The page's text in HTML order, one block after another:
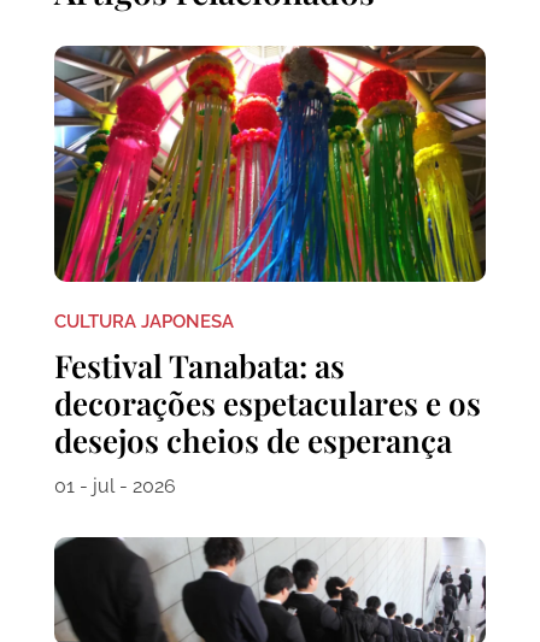
CULTURA JAPONESA
Festival Tanabata: as
decorações espetaculares e os
desejos cheios de esperança
01 - jul - 2026